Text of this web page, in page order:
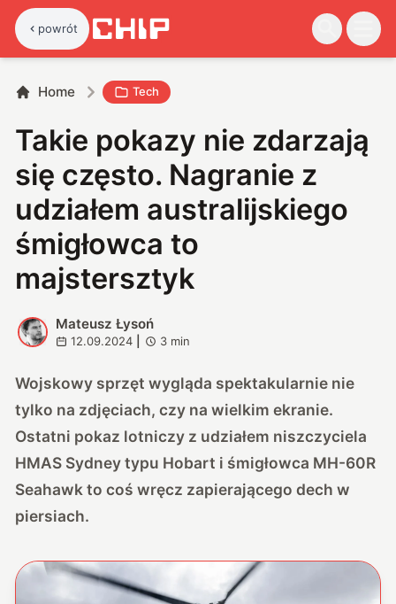
powrót
Home Tech
Takie pokazy nie zdarzają
się często. Nagranie z
udziałem australijskiego
śmigłowca to
majstersztyk
M
Mateusz Łysoń
12.09.2024 3 min
Wojskowy sprzęt wygląda spektakularnie nie
tylko na zdjęciach, czy na wielkim ekranie.
Ostatni pokaz lotniczy z udziałem niszczyciela
HMAS Sydney typu Hobart i śmigłowca MH-60R
Seahawk to coś wręcz zapierającego dech w
piersiach.